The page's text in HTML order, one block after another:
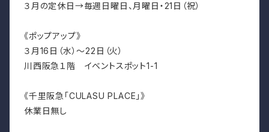
３月の定休日→毎週日曜日、月曜日・21日（祝）
《ポップアップ》
３月16日（水）～22日（火）
川西阪急１階 イベントスポット1-1
《千里阪急「CULASU PLACE」》
休業日無し